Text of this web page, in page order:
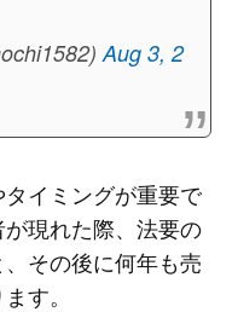
Aug 3, 2
イミングが重要で
現れた際、法要の
その後に何年も売
す。